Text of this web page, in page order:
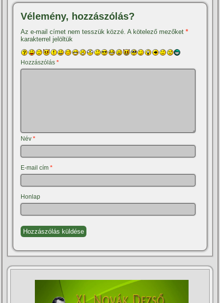
Vélemény, hozzászólás?
Az e-mail címet nem tesszük közzé. A kötelező mezőket*
karakterrel jelöltük
Hozzászólás*
Név*
E-mail cím*
Honlap